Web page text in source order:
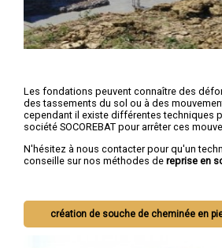
Les fondations peuvent connaître des
des tassements du sol ou à des
cependant il existe différentes techniques
société SOCOREBAT pour arrêter ces
N'hésitez à nous contacter pour qu'un
conseille sur nos méthodes de reprise en
création de souche de cheminée en